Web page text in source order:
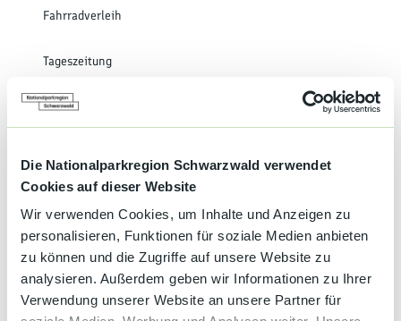
Die Nationalparkregion Schwarzwald verwendet
Cookies auf dieser Website
Wir verwenden Cookies, um Inhalte und Anzeigen zu
personalisieren, Funktionen für soziale Medien anbieten
zu können und die Zugriffe auf unsere Website zu
analysieren. Außerdem geben wir Informationen zu Ihrer
Verwendung unserer Website an unsere Partner für
Fahrradverleih
Tageszeitung
Halbpension
Gepäcktransport
Haustiere auf Anfrage